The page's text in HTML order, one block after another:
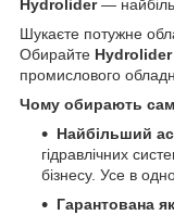
Hydrolider—
Шукаєте потужне
Обирайте Hydrolider
промислового
Чому обирають
Найбільший
гідравлічних
бізнесу. Усе в
Гарантована